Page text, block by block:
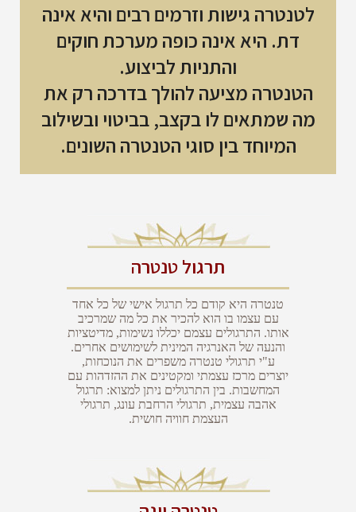
לטנטרה גישות וזרמים רבים והיא אינה
דת. היא אינה כופה מערכת חוקים
והתניות לביצוע.
הטנטרה מציעה להולך בדרכה רק את
מה שמתאים לו בקצב, בביטוי ובשילוב
המיוחד בין סוגי הטנטרה השונים.
תרגול טנטרה
טנטרה היא קודם כל תרגול אישי של כל אחד
עם עצמו בו הוא להכיר את כל מה שמרכיב
אותו. התרגולים עצמם יכללו נשימות, מדיטציות
והנעה של האנרגיה המינית לשימושים אחרים.
ע"י תרגולי טנטרה משפרים את הנוכחות,
יוצרים מרכז עצמתי ומקטינים את ההזדהות עם
המחשבות. בין התרגולים ניתן למצוא: תרגול
אהבה עצמית, תרגולי הרחבת עונג, תרגולי
העצמת חוויה חושית.